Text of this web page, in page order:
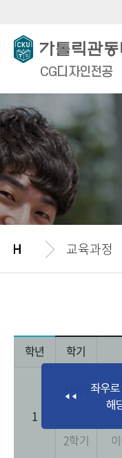
CG디자인전공
교육과정
학년 학기
1
1학기
디
2학기